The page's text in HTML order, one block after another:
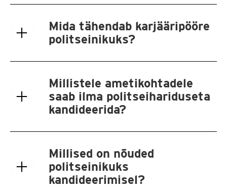
Mida tähendab karjääripööre
politseinikuks?
Millistele ametikohtadele
saab ilma politseihariduseta
kandideerida?
Millised on nõuded
politseinikuks
kandideerimisel?